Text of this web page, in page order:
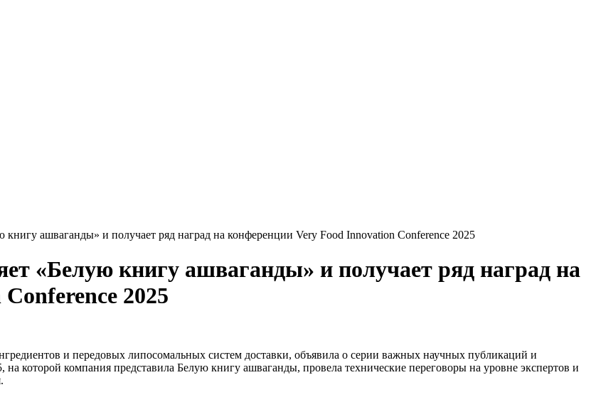
ашваганды» и получает ряд наград на конференции Very Food Innovation Conference 2025
«Белую книгу ашваганды» и получает ряд наград на
2025
и передовых липосомальных систем доставки, объявила о серии важных научных публикаций и
которой компания представила Белую книгу ашваганды, провела технические переговоры на уровне экспертов и